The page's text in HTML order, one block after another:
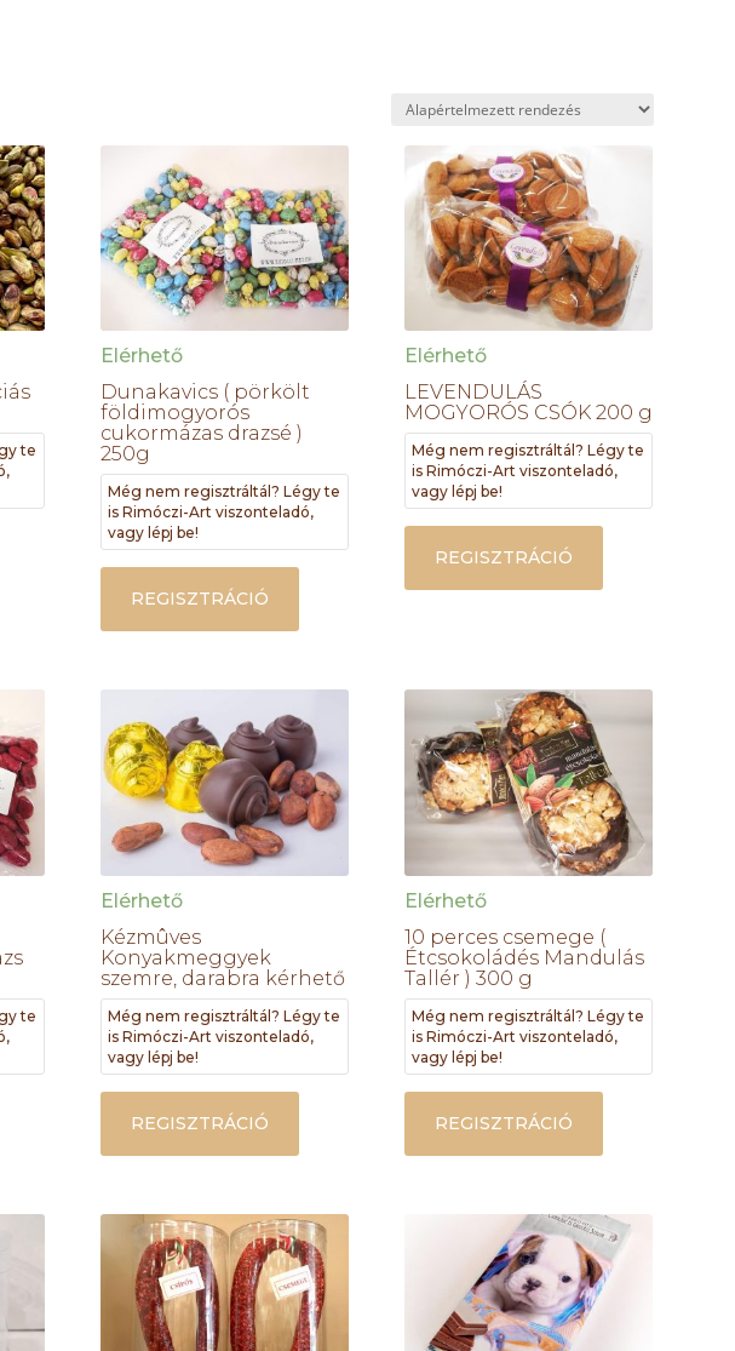
te
Elérhető
Dunakavics ( pörkölt
földimogyorós
cukormázas drazsé )
250g
Még nem regisztráltál? Légy te
is Rimóczi-Art viszonteladó,
vagy lépj be!
REGISZTRÁCIÓ
Elérhető
LEVENDULÁS
MOGYORÓS CSÓK 200 g
Még nem regisztráltál? Légy te
is Rimóczi-Art viszonteladó,
vagy lépj be!
REGISZTRÁCIÓ
te
Elérhető
Kézmûves
Konyakmeggyek
szemre, darabra kérhető
Még nem regisztráltál? Légy te
is Rimóczi-Art viszonteladó,
vagy lépj be!
REGISZTRÁCIÓ
Elérhető
10 perces csemege (
Étcsokoládés Mandulás
Tallér ) 300 g
Még nem regisztráltál? Légy te
is Rimóczi-Art viszonteladó,
vagy lépj be!
REGISZTRÁCIÓ